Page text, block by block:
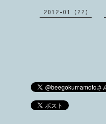
2012-01（22）